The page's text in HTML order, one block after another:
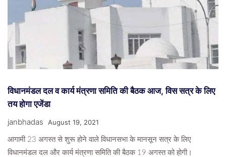
विधानमंडल दल व कार्य मंत्रणा समिति की बैठक आज, विस सत्र के लिए
तय होगा एजेंडा
janbhadas August 19, 2021
आगामी 23 अगस्त से शुरू होने वाले विधानसभा के मानसून सत्र के लिए
विधानमंडल दल और कार्य मंत्रणा समिति की बैठक 19 अगस्त को होगी।